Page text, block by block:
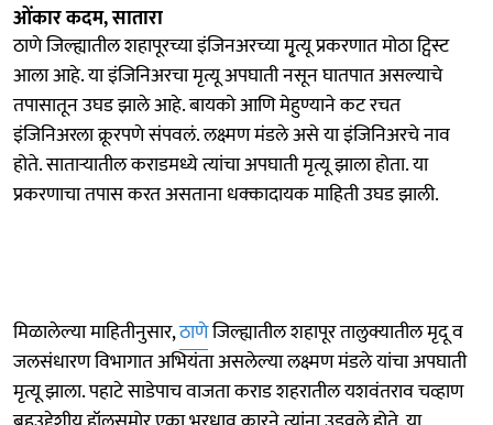
ओंकार कदम, सातारा
ठाणे जिल्ह्यातील शहापूरच्या इंजिनअरच्या मृ्त्यू प्रकरणात मोठा ट्विस्ट
आला आहे. या इंजिनिअरचा मृत्यू अपघाती नसून घातपात असल्याचे
तपासातून उघड झाले आहे. बायको आणि मेहुण्याने कट रचत
इंजिनिअरला क्रूरपणे संपवलं. लक्ष्मण मंडले असे या इंजिनिअरचे नाव
होते. साताऱ्यातील कराडमध्ये त्यांचा अपघाती मृत्यू झाला होता. या
प्रकरणाचा तपास करत असताना धक्कादायक माहिती उघड झाली.
मिळालेल्या माहितीनुसार,ठाणेजिल्ह्यातील शहापूर तालुक्यातील मृदू व
जलसंधारण विभागात अभियंता असलेल्या लक्ष्मण मंडले यांचा अपघाती
मृत्यू झाला. पहाटे साडेपाच वाजता कराड शहरातील यशवंतराव चव्हाण